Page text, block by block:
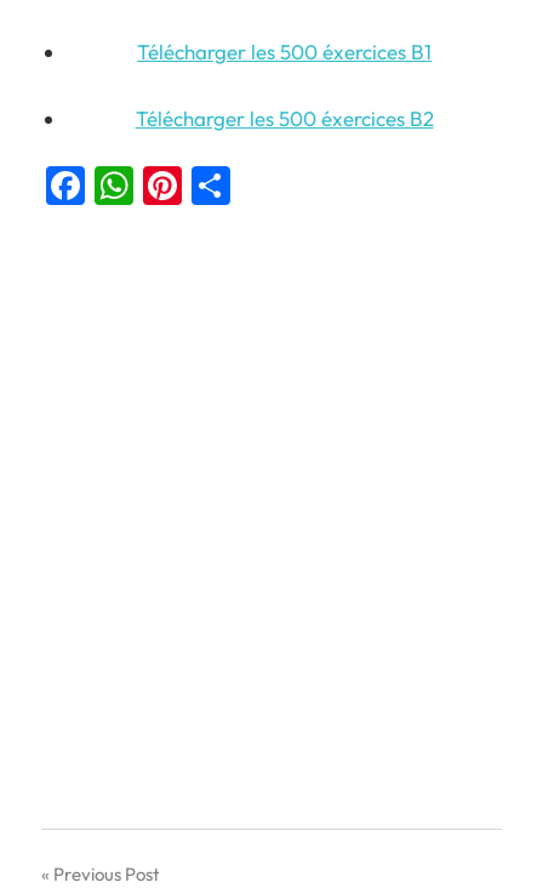
Télécharger les 500 éxercices B1
Télécharger les 500 éxercices B2
Facebook
WhatsApp
Pinterest
Previous Post